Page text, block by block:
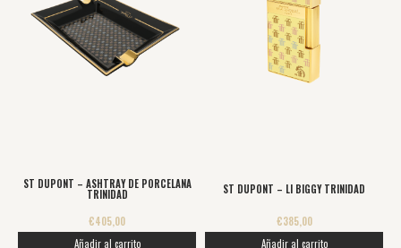
ST DUPONT – ASHTRAY DE PORCELANA
TRINIDAD
€405,00
Añadir al carrito
ST DUPONT – LI BIGGY TRINIDAD
€385,00
Añadir al carrito